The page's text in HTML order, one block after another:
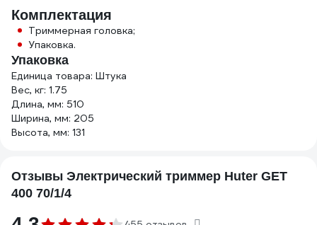
Комплектация
Триммерная головка;
Упаковка.
Упаковка
Единица товара: Штука
Вес, кг: 1.75
Длина, мм: 510
Ширина, мм: 205
Высота, мм: 131
Отзывы Электрический триммер Huter GET
400 70/1/4